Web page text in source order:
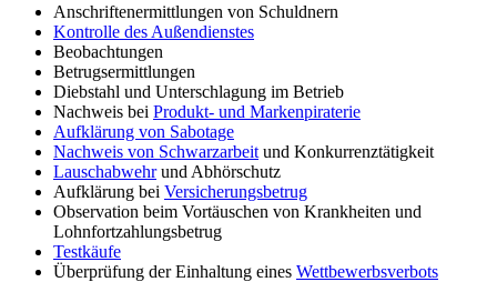
Anschriftenermittlungen von Schuldnern
Kontrolle des Außendienstes
Beobachtungen
Betrugsermittlungen
Diebstahl und Unterschlagung im Betrieb
Nachweis bei Produkt- und Markenpiraterie
Aufklärung von Sabotage
Nachweis von Schwarzarbeit und Konkurrenztätigkeit
Lauschabwehrund Abhörschutz
Aufklärung bei Versicherungsbetrug
Observation beim Vortäuschen von Krankheiten und
Lohnfortzahlungsbetrug
Testkäufe
Überprüfung der Einhaltung eines Wettbewerbsverbots